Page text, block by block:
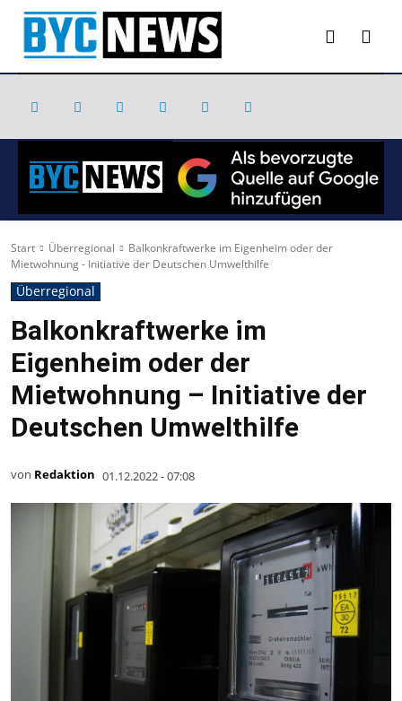
Start Überregional
Balkonkraftwerke im Eigenheim oder der
Mietwohnung - Initiative der Deutschen Umwelthilfe
Überregional
Balkonkraftwerke im
Eigenheim oder der
Mietwohnung – Initiative der
Deutschen Umwelthilfe
von Redaktion 01.12.2022 - 07:08